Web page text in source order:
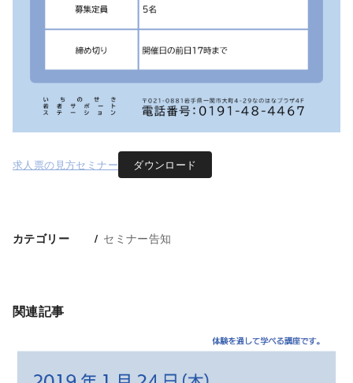
求人票の見方セミナー ダウンロード
カテゴリー セミナー告知
関連記事